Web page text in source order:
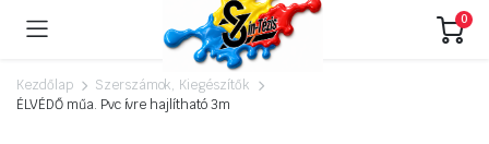
0
Kezdőlap
Szerszámok, Kiegészítők
ÉLVÉDŐ műa. Pvc ívre hajlítható 3m